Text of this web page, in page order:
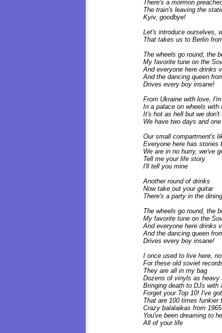
There's a mormon
The train's leaving the
Kyiv, goodbye!
Let's introduce ourselves,
That takes us to Berlin
The wheels go round, the
My favorite tune on the
And everyone here drinks
And the dancing queen
Drives every boy insane!
From Ukraine with love,
In a palace on wheels with
It's hot as hell but we don't
We have two days and
Our small compartment's
Everyone here has stories
We are in no hurry, we've
Tell me your life story
I'll tell you mine
Another round of drinks
Now take out your guitar
There's a party in the
The wheels go round, the
My favorite tune on the
And everyone here drinks
And the dancing queen
Drives every boy insane!
I once used to live here,
For these old soviet
They are all in my bag
Dozens of vinyls as heavy
Bringing death to DJs with
Forget your Top 10! I've
That are 100 times
Crazy balalaikas from
You've been dreaming to
All of your life